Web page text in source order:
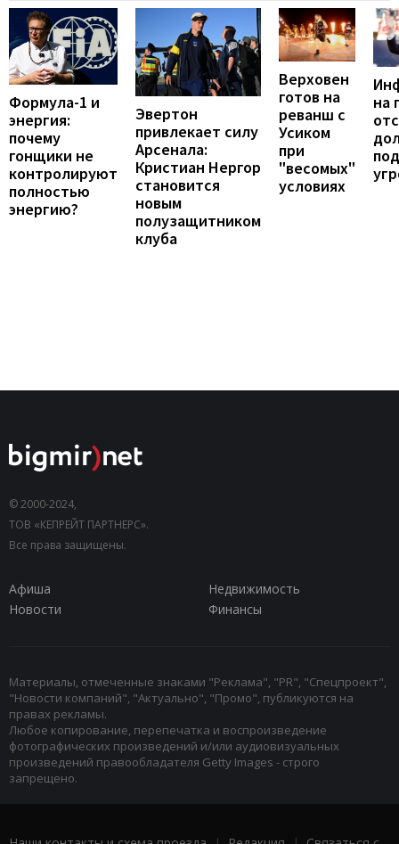
Формула-1 и
энергия:
почему
гонщики не
контролируют
полностью
энергию?
Эвертон
привлекает силу
Арсенала:
Кристиан Нергор
становится
новым
полузащитником
клуба
Верховен
готов на
реванш с
Усиком
при
"весомых"
условиях
на
под
© 2000-2024,
ТОВ «КЕПРЕЙТ ПАРТНЕРС».
Все права защищены.
Афиша
Недвижимость
Новости
Финансы
Материалы, отмеченные знаками "Реклама", "PR", "Спецпроект",
"Новости компаний", "Актуально", "Промо", публикуются на
правах рекламы.
Любое копирование, перепечатка и воспроизведение
фотографических произведений и/или аудиовизуальных
произведений правообладателя Getty Images - строго
запрещено.